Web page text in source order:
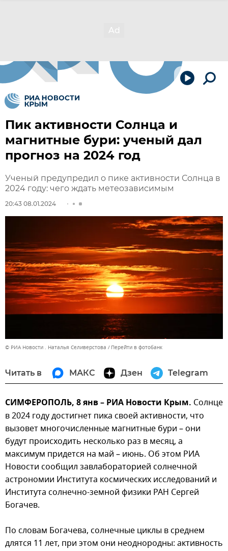
Пик активности Солнца и
магнитные бури: ученый дал
прогноз на 2024 год
Ученый предупредил о пике активности Солнца в
2024 году: чего ждать метеозависимым
20:43 08.01.2024
© РИА Новости . Наталья Селиверстова Перейти в фотобанк
Читать в МАКС Дзен Telegram
СИМФЕРОПОЛЬ, 8 янв – РИА Новости Крым. Солнце
в 2024 году достигнет пика своей активности, что
вызовет многочисленные магнитные бури – они
будут происходить несколько раз в месяц, а
максимум придется на май – июнь. Об этом РИА
Новости сообщил завлабораторией солнечной
астрономии Института космических исследований и
Института солнечно-земной физики РАН Сергей
Богачев.
По словам Богачева, солнечные циклы в среднем
длятся 11 лет, при этом они неоднородны: активность